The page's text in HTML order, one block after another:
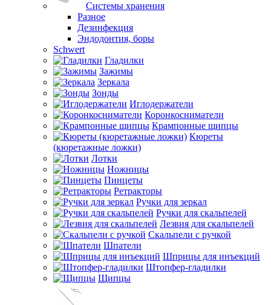
Системы хранения
Разное
Дезинфекция
Эндодонтия, боры
Schwert
Гладилки
Зажимы
Зеркала
Зонды
Иглодержатели
Коронкосниматели
Крампонные щипцы
Кюреты
(кюретажные ложки)
Лотки
Ножницы
Пинцеты
Ретракторы
Ручки для зеркал
Ручки для скальпелей
Лезвия для скальпелей
Скальпели с ручкой
Шпатели
Шприцы для инъекций
Штопфер-гладилки
Щипцы